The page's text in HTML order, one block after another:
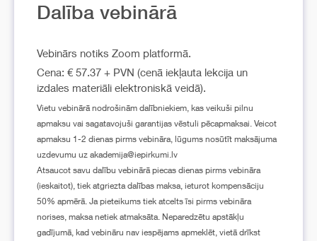
Dalība vebinārā
Vebinārs notiks Zoom platformā.
Cena: € 57.37 + PVN (cenā iekļauta lekcija un
izdales materiāli elektroniskā veidā).
Vietu vebinārā nodrošinām dalībniekiem, kas veikuši pilnu
apmaksu vai sagatavojuši garantijas vēstuli pēcapmaksai. Veicot
apmaksu 1-2 dienas pirms vebināra, lūgums nosūtīt maksājuma
uzdevumu uz akademija@iepirkumi.lv
Atsaucot savu dalību vebinārā piecas dienas pirms vebināra
(ieskaitot), tiek atgriezta dalības maksa, ieturot kompensāciju
50% apmērā. Ja pieteikums tiek atcelts īsi pirms vebināra
norises, maksa netiek atmaksāta. Neparedzētu apstākļu
gadījumā, kad vebināru nav iespējams apmeklēt, vietā drīkst